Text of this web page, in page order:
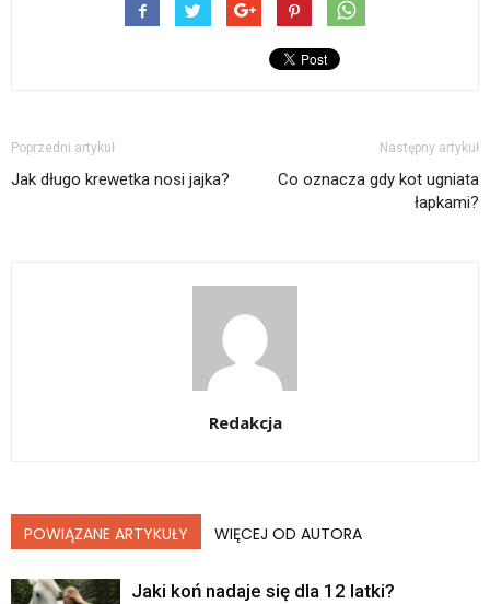
Poprzedni artykuł
Jak długo krewetka nosi jajka?
Następny artykuł
Co oznacza gdy kot ugniata
łapkami?
Redakcja
POWIĄZANE ARTYKUŁY WIĘCEJ OD AUTORA
Jaki koń nadaje się dla 12 latki?